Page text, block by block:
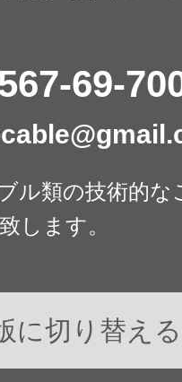
69-
ル類の技術的な
します。
に切り替える